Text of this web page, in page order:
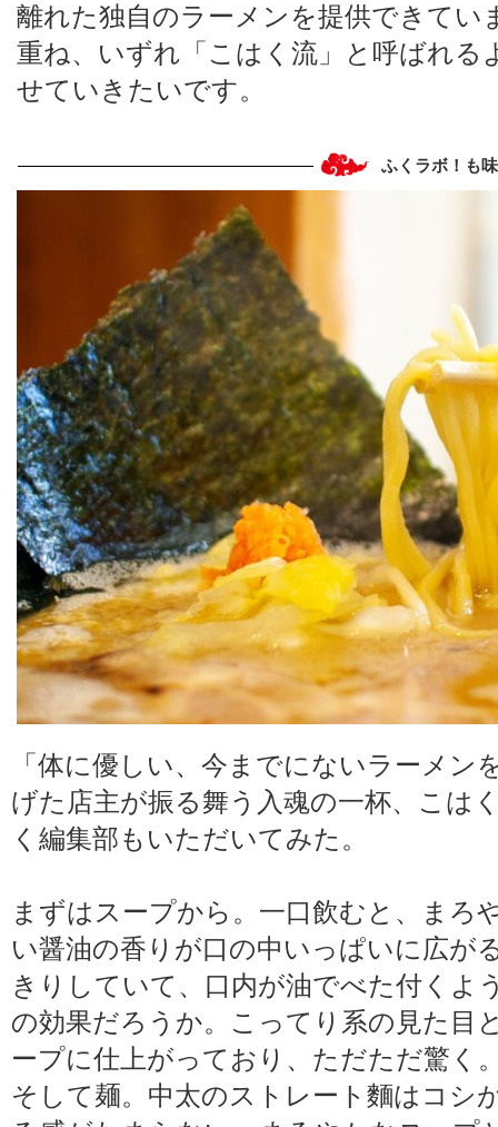
離れた独自のラーメンを提供できてい
重ね、いずれ「こはく流」と呼ばれる
せていきたいです。
ふくラボ！も
「体に優しい、今までにないラーメン
げた店主が振る舞う入魂の一杯、こは
く編集部もいただいてみた。
まずはスープから。一口飲むと、まろ
い醤油の香りが口の中いっぱいに広が
きりしていて、口内が油でべた付くよ
の効果だろうか。こってり系の見た目
ープに仕上がっており、ただただ驚く
そして麺。中太のストレート麵はコシ